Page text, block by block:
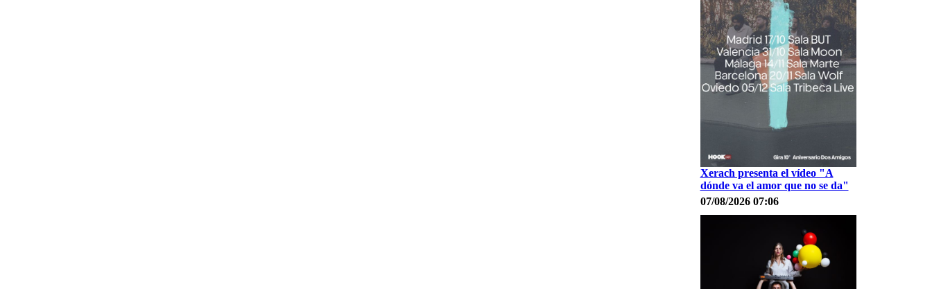
Xerach presenta el vídeo "A
dónde va el amor que no se da"
07/08/2026 07:06